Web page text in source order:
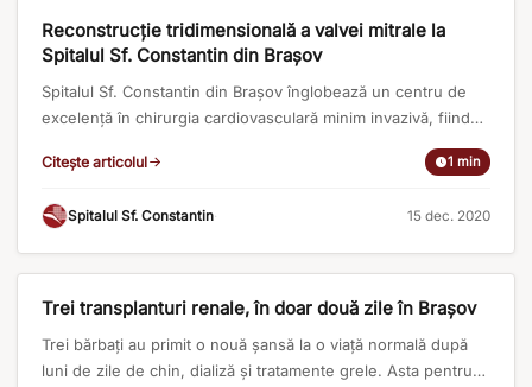
Reconstrucție tridimensională a valvei mitrale la
Spitalul Sf. Constantin din Brașov
Spitalul Sf. Constantin din Brașov înglobează un centru de
excelență în chirurgia cardiovasculară minim invazivă, fiind
singurul centru de profil din Transilvania. Intervenția de
reconstrucție tridimensională a valvei mitrale a fost efectuată
Costache, care a realizat până în prezent peste 800 de
intervenții de acest fel, intervenții [...]
Citește articolul 1 min
Spitalul Sf. Constantin· 15 dec. 2020
Trei transplanturi renale, în doar două zile în Braşov
Trei bărbaţi au primit o nouă şansă la o viaţă normală după
luni de zile de chin, dializă şi tratamente grele. Asta pentru